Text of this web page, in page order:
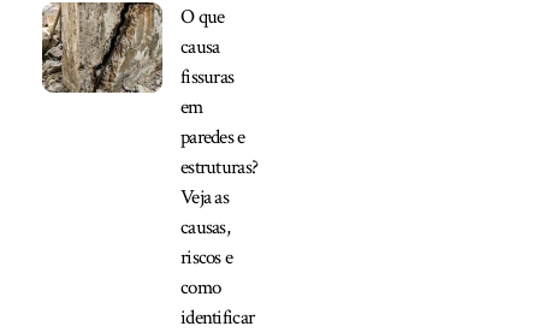
O que
causa
fissuras
em
paredes e
estruturas?
Veja as
causas,
riscos e
como
identificar